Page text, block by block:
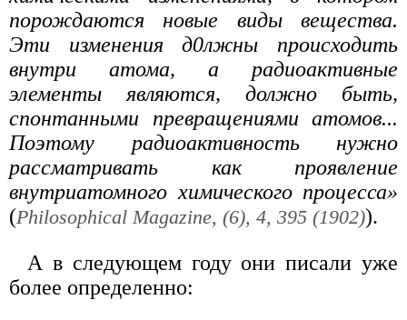
порождаются новые виды вещества.
Эти изменения д0лжны происходить
внутри атома, а радиоактивные
элементы являются, должно быть,
спонтанными превращениями атомов...
Поэтому радиоактивность нужно
рассматривать как проявление
внутриатомного химического процесса»
(Philosophical Magazine, (6), 4, 395 (1902)).
А в следующем году они писали уже
более определенно: